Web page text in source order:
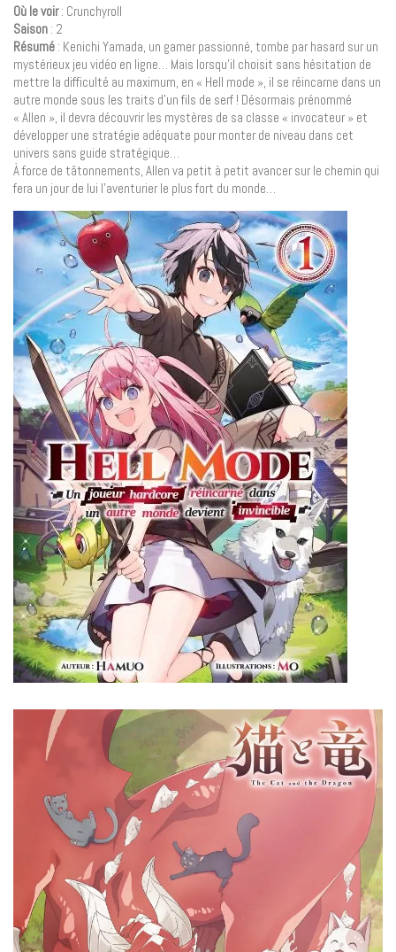
Où le voir: Crunchyroll
Saison : 2
Résumé : Kenichi Yamada, un gamer passionné, tombe par hasard sur un
mystérieux jeu vidéo en ligne… Mais lorsqu’il choisit sans hésitation de
mettre la difficulté au maximum, en « Hell mode », il se réincarne dans un
autre monde sous les traits d’un fils de serf ! Désormais prénommé
« Allen », il devra découvrir les mystères de sa classe « invocateur » et
développer une stratégie adéquate pour monter de niveau dans cet
univers sans guide stratégique…
À force de tâtonnements, Allen va petit à petit avancer sur le chemin qui
fera un jour de lui l’aventurier le plus fort du monde…